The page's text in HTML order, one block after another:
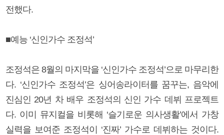
전했다.
■예능 ‘신인가수 조정석’
조정석은 8월의 마지막을 ‘신인가수 조정석’으로 마무리한
다. ‘신인가수 조정석’은 싱어송라이터를 꿈꾸는, 음악에
진심인 20년 차 배우 조정석의 신인 가수 데뷔 프로젝트
다. 이미 뮤지컬을 비롯해 ‘슬기로운 의사생활’에서 가창
실력을 보여준 조정석이 ‘진짜’ 가수로 데뷔하는 것이다.